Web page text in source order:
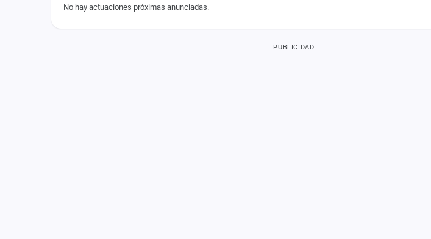
No hay actuaciones próximas anunciadas.
PUBLICIDAD